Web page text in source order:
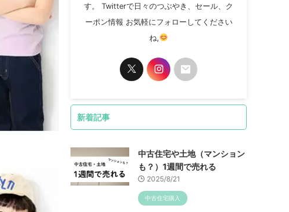
す。 Twitterで日々のつぶやき、セール、ク
ーポン情報 お気軽にフォローしてください
ね,
新着記事
中古住宅や土地（マンション
も？）1週間で売れる
2025/8/21
中古住宅購入